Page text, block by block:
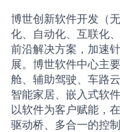
博世创新软件开发（
化、自动化、互联化
前沿解决方案，加速
展。博世软件中心主
舱、辅助驾驶、车路
智能家居、嵌入式软
以软件为客户赋能，
驱动桥、多合一的控